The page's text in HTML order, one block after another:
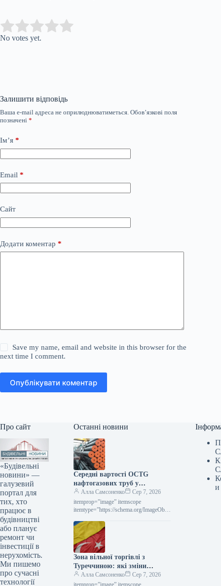
Rate this item:
No votes yet.
Залишити відповідь
Ваша e-mail адреса не оприлюднюватиметься. Обов’язкові поля
позначені *
Ім’я *
Email *
Сайт
Додати коментар *
Save my name, email and website in this browser for the
next time I comment.
Опублікувати коментар
Про сайт
«Будівельні
новини» —
галузевий
портал для
тих, хто
працює в
будівництві
або планує
ремонт чи
інвестиції в
нерухомість.
Ми пишемо
про сучасні
технології
Останні новини
Середні вартості OCTG
нафтогазових труб у
Сполучених Штатах у липні
залишалися незмінними,
досягнувши позначки $2563 за
Алла Самсоненко
Сер 7, 2026
itemprop=”image” itemscope
itemtype=”https://schema.org/ImageObje
Глобальний ринок ціни на прокат
Роздрукувати 297 06 Серпня 2026
Середні ціни на нафтогазові труби…
Зона вільної торгівлі з
Туреччиною: які зміни
чекають на українське
металоведення
Алла Самсоненко
Сер 7, 2026
и